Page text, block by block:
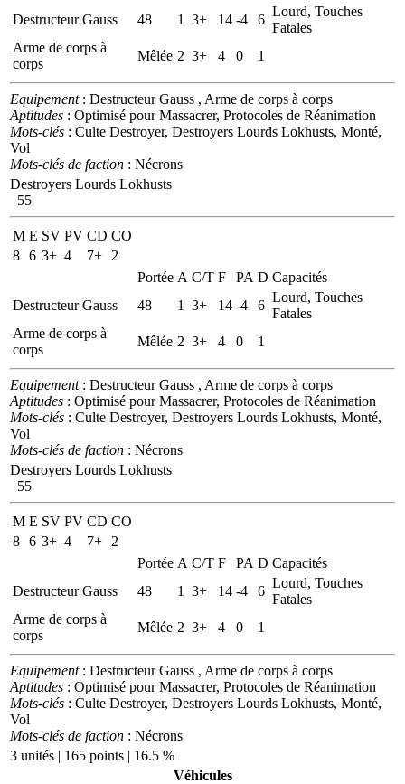
Destructeur Gauss 48 1 3+ 14 -4 6
Lourd, Touches
Fatales
Arme de corps à
corps
Mêlée 2 3+ 4 0 1
Equipement: Destructeur Gauss , Arme de corps à corps
Aptitudes : Optimisé pour Massacrer, Protocoles de Réanimation
Mots-clés : Culte Destroyer, Destroyers Lourds Lokhusts, Monté,
Vol
Mots-clés de faction : Nécrons
Destroyers Lourds Lokhusts
55
M E SV PV CD CO
8 6 3+ 4 7+
2
Portée A C/T F PA D Capacités
Destructeur Gauss
48 1 3+ 14 -4 6
Lourd, Touches
Fatales
Arme de corps à
corps
Mêlée 2 3+ 4 0 1
Equipement: Destructeur Gauss , Arme de corps à corps
Aptitudes : Optimisé pour Massacrer, Protocoles de Réanimation
Mots-clés : Culte Destroyer, Destroyers Lourds Lokhusts, Monté,
Vol
Mots-clés de faction : Nécrons
Destroyers Lourds Lokhusts
55
M E SV PV CD CO
8 6 3+ 4 7+
2
Portée A C/T F PA D Capacités
Destructeur Gauss
48 1 3+ 14 -4 6
Lourd, Touches
Fatales
Arme de corps à
corps
Mêlée 2 3+ 4 0 1
Equipement: Destructeur Gauss , Arme de corps à corps
Aptitudes : Optimisé pour Massacrer, Protocoles de Réanimation
Mots-clés : Culte Destroyer, Destroyers Lourds Lokhusts, Monté,
Vol
Mots-clés de faction : Nécrons
3 unités | 165 points | 16.5 %
Véhicules